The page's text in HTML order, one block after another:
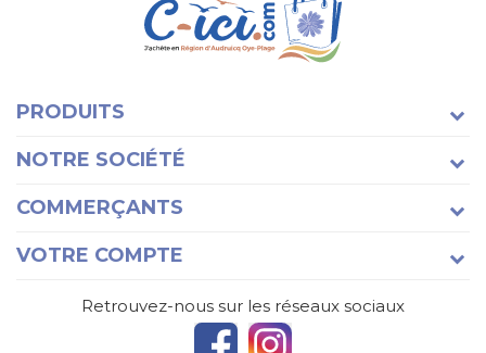
PRODUITS
NOTRE SOCIÉTÉ
COMMERÇANTS
VOTRE COMPTE
Retrouvez-nous sur les réseaux sociaux